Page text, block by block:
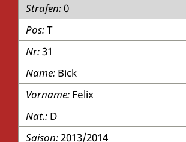
0
T
31
Bick
Felix
D
2013/2014